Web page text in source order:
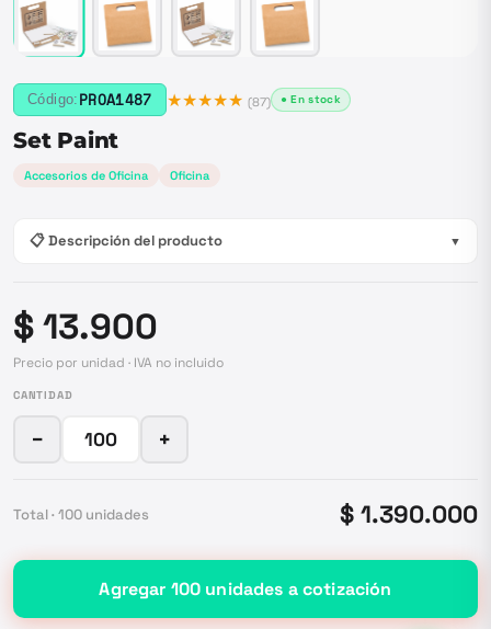
Código: PROA1487 ★★★★★ (87) ● En stock
Set Paint
Accesorios de Oficina Oficina
📋 Descripción del producto ▼
$ 13.900
Precio por unidad · IVA no incluido
CANTIDAD
− +
Total · 100 unidades $ 1.390.000
Agregar 100 unidades a cotización